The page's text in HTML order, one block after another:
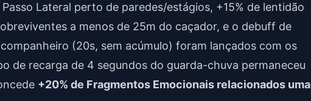
Lateral perto de paredes/estágios, +15% de lentidão
a menos de 25m do caçador, e o debuff de
(20s, sem acúmulo) foram lançados com os
de recarga de 4 segundos do guarda-chuva permaneceu
+20% de Fragmentos Emocionais relacionados uma